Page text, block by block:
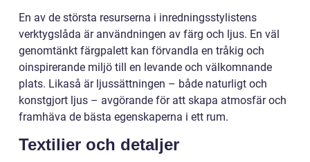
En av de största resurserna i inredningsstylistens
verktygslåda är användningen av färg och ljus. En väl
genomtänkt färgpalett kan förvandla en tråkig och
oinspirerande miljö till en levande och välkomnande
plats. Likaså är ljussättningen – både naturligt och
konstgjort ljus – avgörande för att skapa atmosfär och
framhäva de bästa egenskaperna i ett rum.
Textilier och detaljer